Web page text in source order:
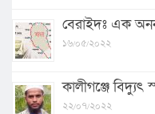
বেরাইদঃ এক
১৬/০৫/২০২২
কালীগঞ্জে বিদ্যুৎ
২২/০৭/২০২২